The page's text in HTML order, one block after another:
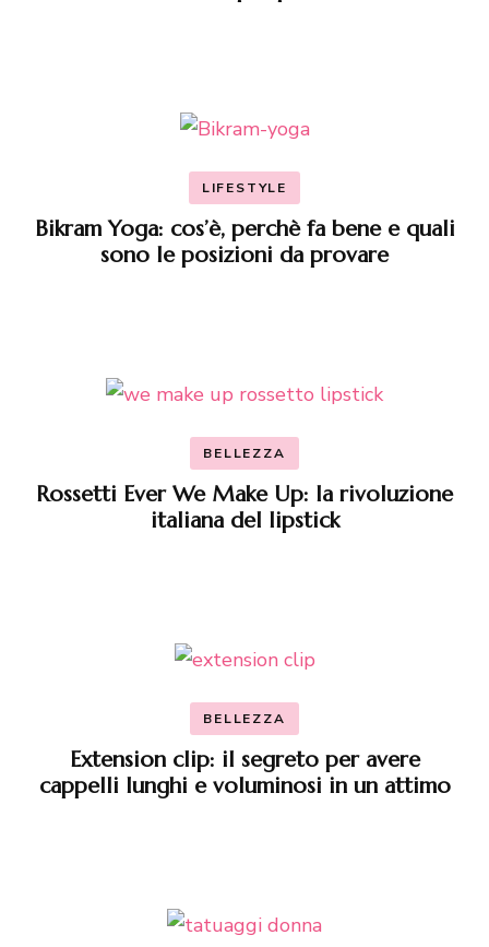
LIFESTYLE
Bikram Yoga: cos’è, perchè fa bene e quali
sono le posizioni da provare
BELLEZZA
Rossetti Ever We Make Up: la rivoluzione
italiana del lipstick
BELLEZZA
Extension clip: il segreto per avere
cappelli lunghi e voluminosi in un attimo